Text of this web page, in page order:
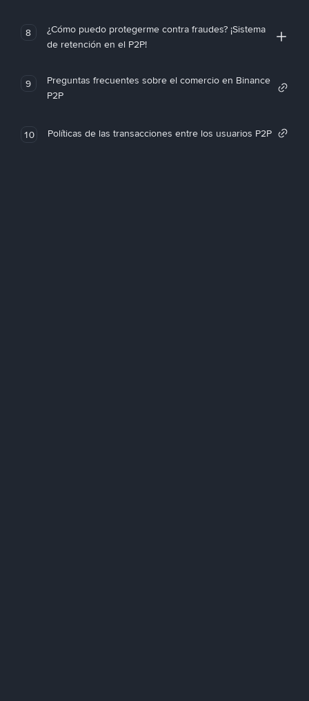
8
¿Cómo puedo protegerme contra fraudes? ¡Sistema
de retención en el P2P!
9
Preguntas frecuentes sobre el comercio en Binance
P2P
10 Políticas de las transacciones entre los usuarios P2P